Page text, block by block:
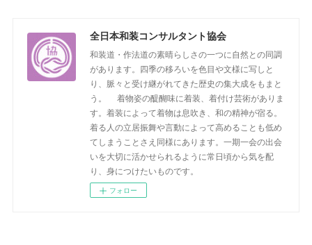
全日本和装コンサルタント協会
和装道・作法道の素晴らしさの一つに自然との同調
があります。四季の移ろいを色目や文様に写しと
り、脈々と受け継がれてきた歴史の集大成をもまと
う。 着物姿の醍醐味に着装、着付け芸術がありま
す。着装によって着物は息吹き、和の精神が宿る。
着る人の立居振舞や言動によって高めることも低め
てしまうことさえ同様にあります。一期一会の出会
いを大切に活かせられるように常日頃から気を配
り、身につけたいものです。
フォロー